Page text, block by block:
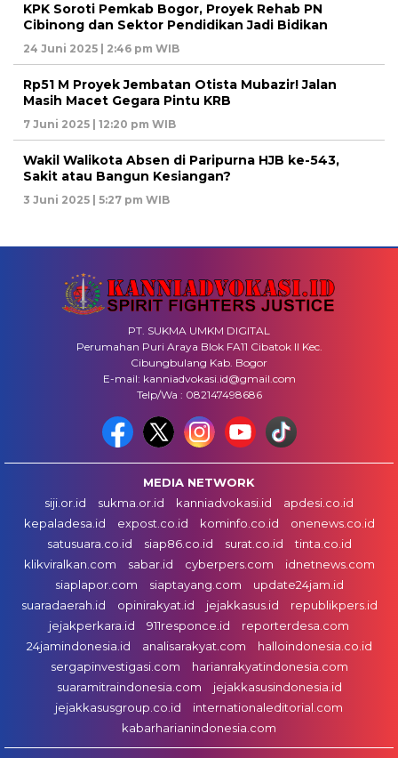
KPK Soroti Pemkab Bogor, Proyek Rehab PN
Cibinong dan Sektor Pendidikan Jadi Bidikan
24 Juni 2025 | 2:46 pm WIB
Rp51 M Proyek Jembatan Otista Mubazir! Jalan
Masih Macet Gegara Pintu KRB
7 Juni 2025 | 12:20 pm WIB
Wakil Walikota Absen di Paripurna HJB ke-543,
Sakit atau Bangun Kesiangan?
3 Juni 2025 | 5:27 pm WIB
PT. SUKMA UMKM DIGITAL
Perumahan Puri Araya Blok FA11 Cibatok II Kec.
Cibungbulang Kab. Bogor
E-mail: kanniadvokasi.id@gmail.com
Telp/Wa : 082147498686
MEDIA NETWORK
siji.or.id
sukma.or.id kanniadvokasi.id
apdesi.co.id
kepaladesa.id
expost.co.id kominfo.co.id
onenews.co.id
satusuara.co.id
siap86.co.id surat.co.id
tinta.co.id
klikviralkan.com
sabar.id cyberpers.com
idnetnews.com
siaplapor.com
siaptayang.com
update24jam.id
suaradaerah.id
opinirakyat.id jejakkasus.id
republikpers.id
jejakperkara.id
911responce.id
reporterdesa.com
24jamindonesia.id
analisarakyat.com
halloindonesia.co.id
sergapinvestigasi.com
harianrakyatindonesia.com
suaramitraindonesia.com
jejakkasusindonesia.id
jejakkasusgroup.co.id
internationaleditorial.com
kabarharianindonesia.com